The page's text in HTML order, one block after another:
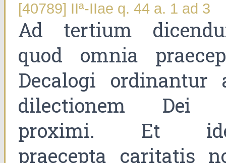
[40789] IIª-IIae q. 44 a. 1 ad 3
Ad tertium
quod omnia
Decalogi ordinantur
dilectionem Dei
proximi. Et
praecepta caritatis